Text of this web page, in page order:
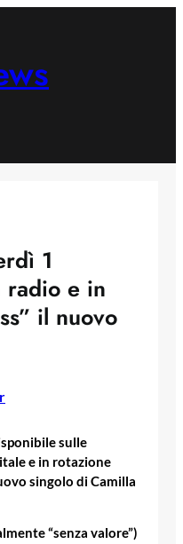
1
radio e in
il nuovo
sulle
e in rotazione
singolo di Camilla
“senza valore”)